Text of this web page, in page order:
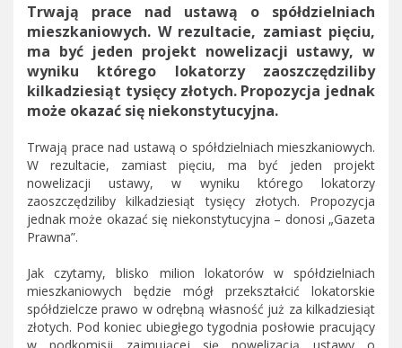
Trwają prace nad ustawą o spółdzielniach
mieszkaniowych. W rezultacie, zamiast pięciu,
ma być jeden projekt nowelizacji ustawy, w
wyniku którego lokatorzy zaoszczędziliby
kilkadziesiąt tysięcy złotych. Propozycja jednak
może okazać się niekonstytucyjna.
Trwają prace nad ustawą o spółdzielniach mieszkaniowych.
W rezultacie, zamiast pięciu, ma być jeden projekt
nowelizacji ustawy, w wyniku którego lokatorzy
zaoszczędziliby kilkadziesiąt tysięcy złotych. Propozycja
jednak może okazać się niekonstytucyjna – donosi „Gazeta
Prawna”.
Jak czytamy, blisko milion lokatorów w spółdzielniach
mieszkaniowych będzie mógł przekształcić lokatorskie
spółdzielcze prawo w odrębną własność już za kilkadziesiąt
złotych. Pod koniec ubiegłego tygodnia posłowie pracujący